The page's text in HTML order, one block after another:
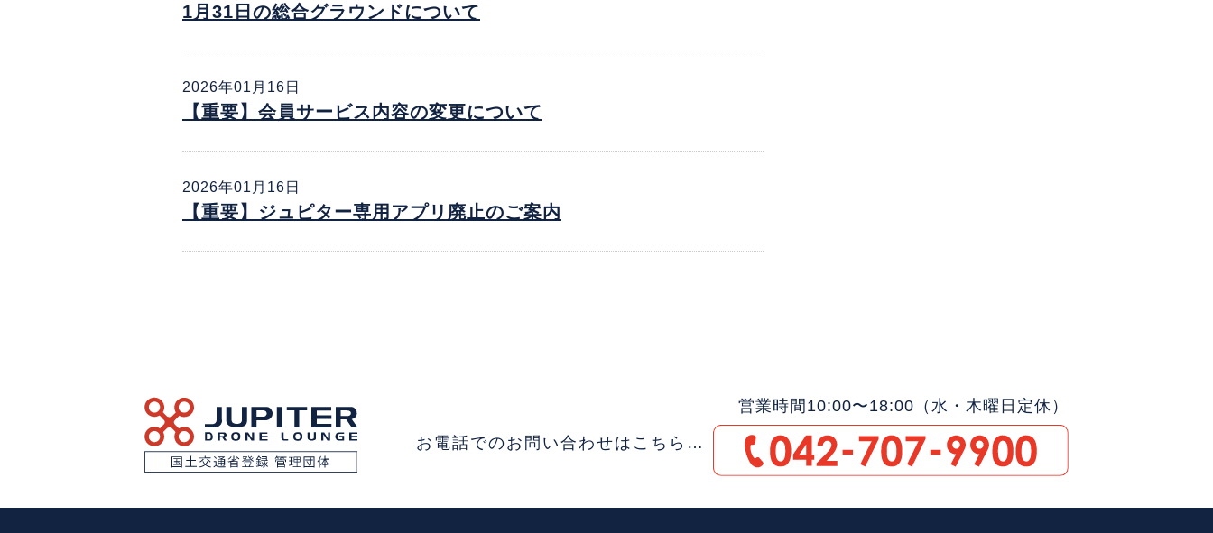
1月31日の総合グラウンドについて
2026年01月16日
【重要】会員サービス内容の変更について
2026年01月16日
【重要】ジュピター専用アプリ廃止のご案内
お電話でのお問い合わせはこちら…
営業時間10:00〜18:00（水・木曜日定休）